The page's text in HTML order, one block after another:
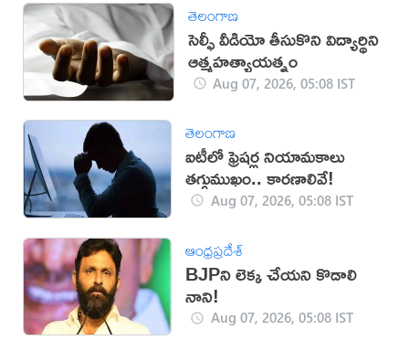
తెలంగాణ
సెల్ఫీ వీడియో తీసుకొని విద్యార్థిని
ఆత్మహత్యాయత్నం
Aug 07, 2026, 05:08 IST
తెలంగాణ
ఐటీలో ఫ్రెషర్ల నియామకాలు
తగ్గుముఖం.. కారణాలివే!
Aug 07, 2026, 05:08 IST
ఆంధ్రప్రదేశ్
BJPని లెక్క చేయని కొడాలి
నాని!
Aug 07, 2026, 05:08 IST